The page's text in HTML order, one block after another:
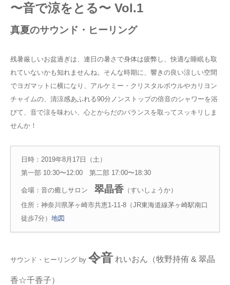
〜音で涼をとる〜 Vol.1
真夏のサウンド・ヒーリング
残暑厳しいお盆過ぎは、連日の暑さで身体は疲弊し、快適な睡眠も取
れていないかも知れませんね。そんな時期に、響きの良い涼しい空間
でヨガマットに横になり、アルケミー・クリスタルボウルやカリヨン
チャイムの、清涼感あふれる90分ノンストップの倍音のシャワーを浴
びて、音で涼を味わい、心とからだのバランスを取ってスッキリしま
せんか！
日時：2019年8月17日（土）
第一部 10:30〜12:00 第二部 17:00〜18:30
会場：音の癒しサロン 翠晶香（すいしょうか）
住所：神奈川県茅ヶ崎市共恵1-11-8（JR東海道線茅ヶ崎駅南口
徒歩7分） 地図
サウンド・ヒーリング by 令音 れいおん（牧野持侑 & 翠晶
香☆千香子）